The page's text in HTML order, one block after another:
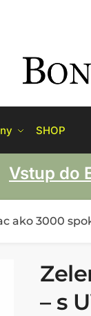
SHOP
Vstup do
ako 3000
– s